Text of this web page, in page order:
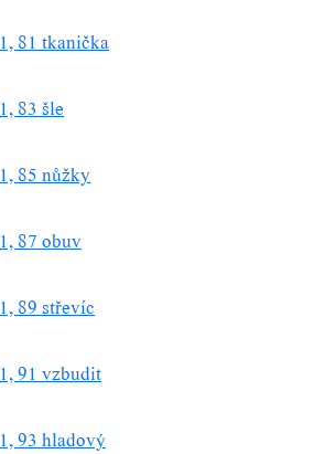
1, 81 tkanička
1, 83 šle
1, 85 nůžky
1, 87 obuv
1, 89 střevíc
1, 91 vzbudit
1, 93 hladový